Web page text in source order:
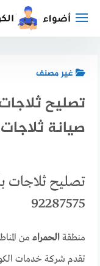
غير مصنف
صيانة
تصليح ثلاجات
92287575
منطقةالحمراء من
تقدم شركة خدمات